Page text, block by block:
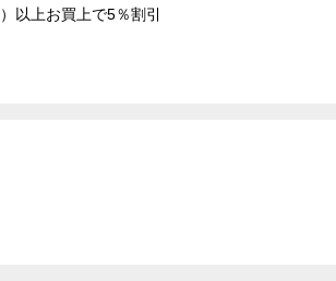
以上お買上で5％割引